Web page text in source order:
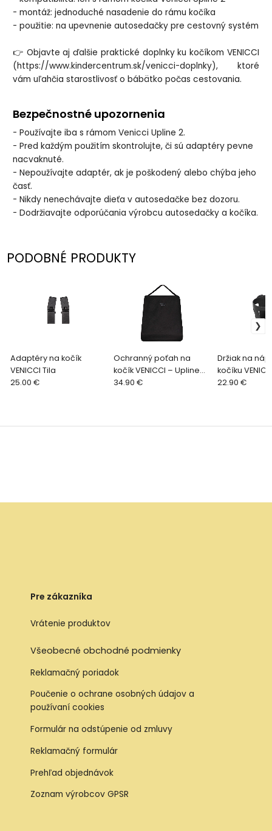
- montáž: jednoduché nasadenie do rámu kočíka
- použitie: na upevnenie autosedačky pre cestovný systém
👉 Objavte aj ďalšie praktické doplnky ku kočíkom VENICCI
(https://www.kindercentrum.sk/venicci-doplnky), ktoré
vám uľahčia starostlivosť o bábätko počas cestovania.
Bezpečnostné upozornenia
- Používajte iba s rámom Venicci Upline 2.
- Pred každým použitím skontrolujte, či sú adaptéry pevne
nacvaknuté.
- Nepoužívajte adaptér, ak je poškodený alebo chýba jeho
časť.
- Nikdy nenechávajte dieťa v autosedačke bez dozoru.
- Dodržiavajte odporúčania výrobcu autosedačky a kočíka.
PODOBNÉ PRODUKTY
Adaptéry na kočík
VENICCI Tila
25.00 €
Ochranný poťah na
kočík VENICCI – Upline2,
Upline3, Claro2, Tila
34.90 €
Držiak na
kočíku
praktické
22.90 €
Pre zákazníka
Vrátenie produktov
Všeobecné obchodné podmienky
Reklamačný poriadok
Poučenie o ochrane osobných údajov a
používaní cookies
Formulár na odstúpenie od zmluvy
Reklamačný formulár
Prehľad objednávok
Zoznam výrobcov GPSR